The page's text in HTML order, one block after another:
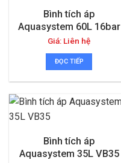
Bình tích áp
Aquasystem 60L 16bar
Giá: Liên hệ
ĐỌC TIẾP
Bình tích áp
Aquasystem 35L VB35